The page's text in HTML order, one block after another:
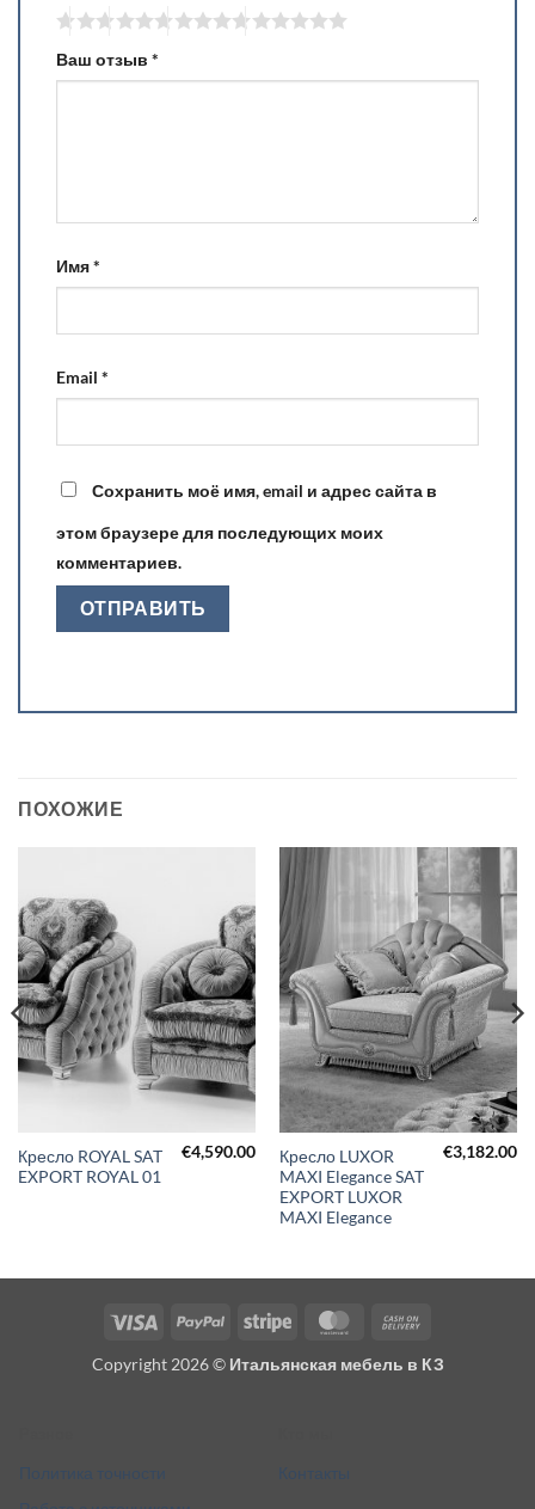
Ваш отзыв *
Имя*
Email *
Сохранить моё имя, email и адрес сайта в
этом браузере для последующих моих
комментариев.
ПОХОЖИЕ
Кресло ROYAL SAT
EXPORT ROYAL 01
€4,590.00
Кресло LUXOR
MAXI Elegance SAT
EXPORT LUXOR
MAXI Elegance
€3,182.00
Visa PayPal Stripe MasterCard
Delivery
Copyright 2026 © Итальянская мебель в КЗ
Политика точности
Контакты